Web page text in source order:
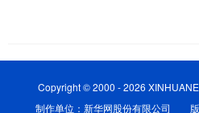
Copyright © 2000 - 2026
制作单位：新华网股份有限公司 版